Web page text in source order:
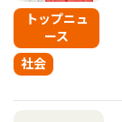
トップニュ
ース
社会